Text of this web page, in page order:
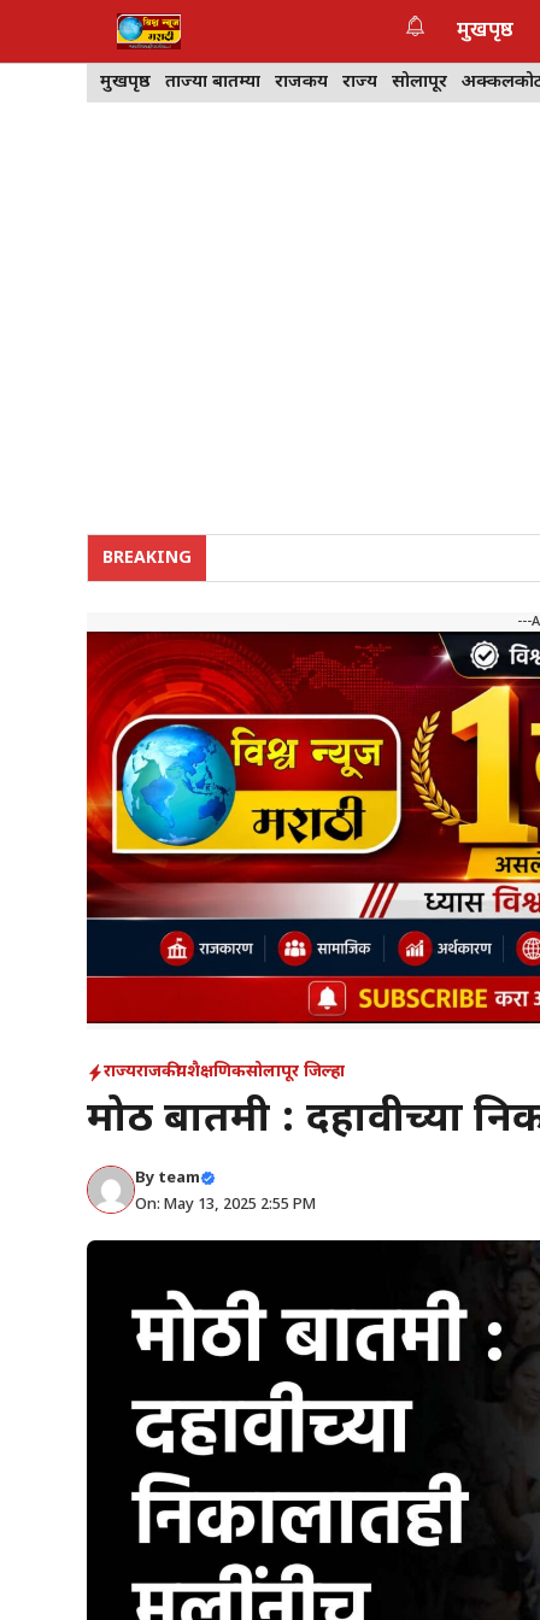
मुखपृष्ठ
मुखपृष्ठ ताज्या बातम्या राजकीय राज्य सोलापूर
BREAKING
---
राज्यराजकीयशैक्षणिकसोलापूर जिल्हा
मोठी बातमी : दहावीच्या
By team
On: May 13, 2025 2:55 PM